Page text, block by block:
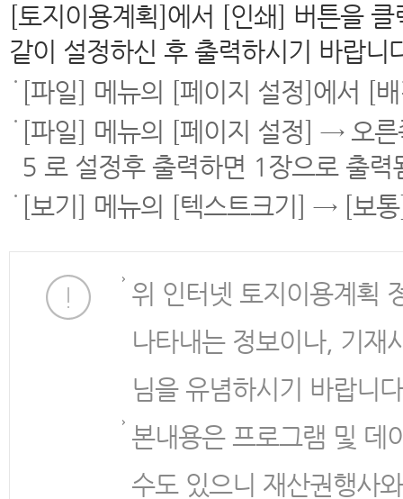
[토지이용계획]에서 [인쇄] 버튼을
같이 설정하신 후 출력하시기 바랍니
[파일] 메뉴의 [페이지 설정]에서 [
[파일] 메뉴의 [페이지 설정] → 오
5 로 설정후 출력하면 1장으로 출력
[보기] 메뉴의 [텍스트크기] → [보
위 인터넷 토지이용계획
나타내는 정보이나, 기재
님을 유념하시기 바랍니
본내용은 프로그램 및 데
수도 있으니 재산권행사